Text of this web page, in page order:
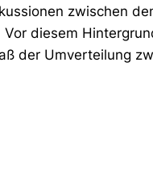
zwischen
diesem
der Umverteilung